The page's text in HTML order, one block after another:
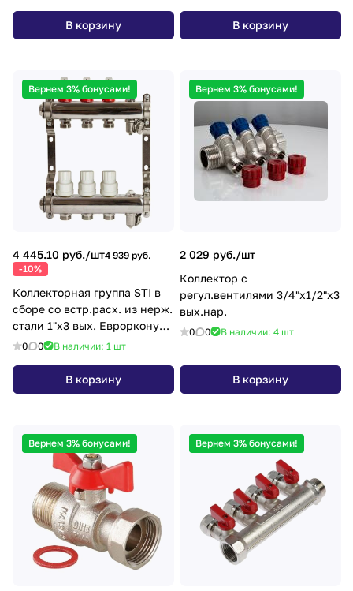
В корзину В корзину
Вернем 3% бонусами!
4 445.10 руб./шт4 939 руб.
-10%
Коллекторная группа STI в
сборе со встр.расх. из нерж.
стали 1"х3 вых. Еврорконус
3/4
0 0 В наличии: 1 шт
В корзину
Вернем 3% бонусами!
2 029 руб./шт
Коллектор с
регул.вентилями 3/4"х1/2"х3
вых.нар.
0 0 В наличии: 4 шт
В корзину
Вернем 3% бонусами! Вернем 3% бонусами!